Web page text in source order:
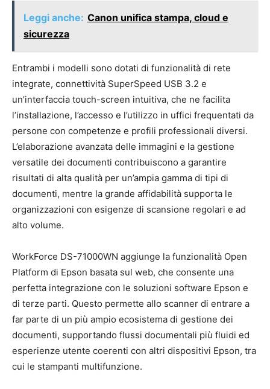
Leggi anche: Canon unifica stampa, cloud e
sicurezza
Entrambi i modelli sono dotati di funzionalità di rete
integrate, connettività SuperSpeed USB 3.2 e
un’interfaccia touch-screen intuitiva, che ne facilita
l’installazione, l’accesso e l’utilizzo in uffici frequentati da
persone con competenze e profili professionali diversi.
L’elaborazione avanzata delle immagini e la gestione
versatile dei documenti contribuiscono a garantire
risultati di alta qualità per un’ampia gamma di tipi di
documenti, mentre la grande affidabilità supporta le
organizzazioni con esigenze di scansione regolari e ad
alto volume.
WorkForce DS-71000WN aggiunge la funzionalità Open
Platform di Epson basata sul web, che consente una
perfetta integrazione con le soluzioni software Epson e
di terze parti. Questo permette allo scanner di entrare a
far parte di un più ampio ecosistema di gestione dei
documenti, supportando flussi documentali più fluidi ed
esperienze utente coerenti con altri dispositivi Epson, tra
cui le stampanti multifunzione.